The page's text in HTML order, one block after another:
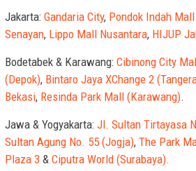
Jakarta: Gandaria City, Pondok Indah
Senayan, Lippo Mall Nusantara, HIJUP
Bodetabek & Karawang: Cibinong City
(Depok), Bintaro Jaya XChange 2
Bekasi, Resinda Park Mall (Karawang).
Jawa & Yogyakarta: Jl. Sultan Tirtayasa
Sultan Agung No. 55 (Jogja), The Park
Plaza 3 & Ciputra World (Surabaya).